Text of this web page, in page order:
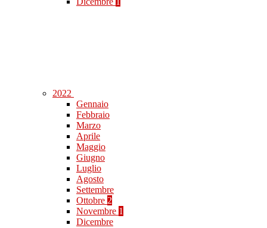
2022
Gennaio
Febbraio
Marzo
Aprile
Maggio
Giugno
Luglio
Agosto
Settembre
Ottobre 2
Novembre 1
Dicembre